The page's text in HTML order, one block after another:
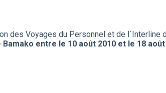
des Voyages du Personnel et de l´Interline
entre le 10 août 2010 et le 18 août